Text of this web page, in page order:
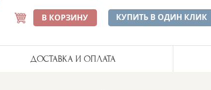
+300 руб.
В КОРЗИНУ КУПИТЬ В ОДИН КЛИК
ДОСТАВКА И ОПЛАТА